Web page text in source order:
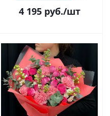
4 195руб./шт